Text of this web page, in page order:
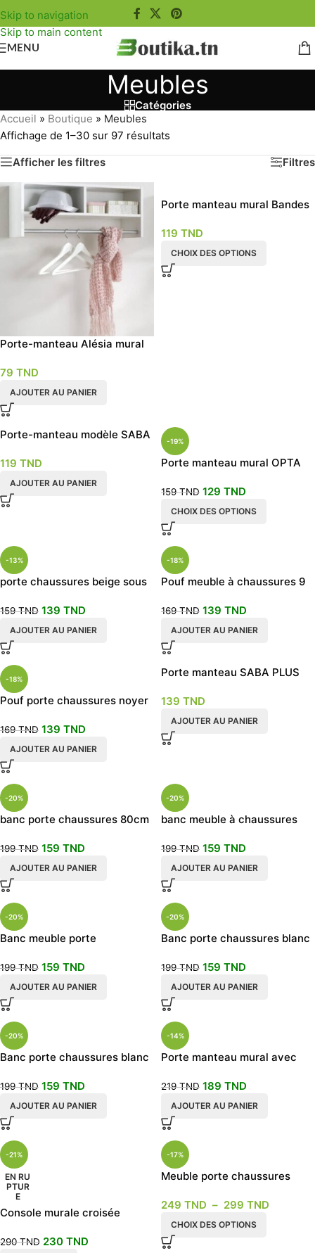
Skip to navigation
Skip to main content
MENU
Meubles
Catégories
Accueil » Boutique » Meubles
Affichage de 1–30 sur 97 résultats
Afficher les filtres
Filtres
Porte-manteau Alésia mural
79 TND
AJOUTER AU PANIER
Porte manteau mural Bandes
119 TND
CHOIX DES OPTIONS
Porte-manteau modèle SABA
119 TND
AJOUTER AU PANIER
-19%
Porte manteau mural OPTA
159TND 129 TND
CHOIX DES OPTIONS
-13%
porte chaussures beige sous
159TND 139 TND
AJOUTER AU PANIER
-18%
Pouf meuble à chaussures 9
169TND 139 TND
AJOUTER AU PANIER
-18%
Pouf porte chaussures noyer
169TND 139 TND
AJOUTER AU PANIER
Porte manteau SABA PLUS
139 TND
AJOUTER AU PANIER
-20%
banc porte chaussures 80cm
199TND 159 TND
AJOUTER AU PANIER
-20%
banc meuble à chaussures
199TND 159 TND
AJOUTER AU PANIER
-20%
Banc meuble porte
grège
199TND 159 TND
AJOUTER AU PANIER
-20%
Banc porte chaussures blanc
199TND 159 TND
AJOUTER AU PANIER
-20%
Banc porte chaussures blanc
199TND 159 TND
AJOUTER AU PANIER
-14%
Porte manteau mural avec
219TND 189 TND
AJOUTER AU PANIER
-21%
EN RU
PTUR
E
Console murale croisée
290TND 230 TND
-17%
Meuble porte chaussures
249 TND – 299 TND
CHOIX DES OPTIONS